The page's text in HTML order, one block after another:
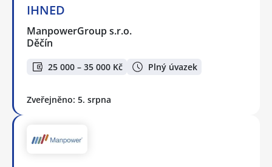
IHNED
ManpowerGroup s.r.o.
Děčín
25 000 – 35 000 Kč Plný úvazek
Zveřejněno: 5. srpna